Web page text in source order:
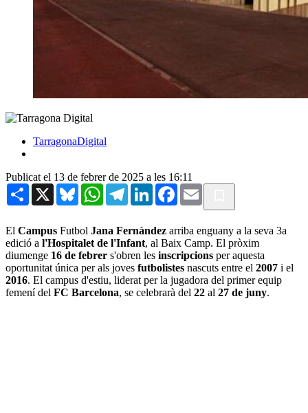
TarragonaDigital
Publicat el 13 de febrer de 2025 a les 16:11
Share X BlueskyWhatsAppTelegramLinkedInFacebook
Email
El Campus Futbol Jana Fernàndez arriba enguany a la seva 3a
edició a l'Hospitalet de l'Infant, al Baix Camp. El pròxim
diumenge 16 de febrer s'obren les inscripcions per aquesta
oportunitat única per als joves futbolistes nascuts entre el 2007 i el
2016. El campus d'estiu, liderat per la jugadora del primer equip
femení del FC Barcelona, se celebrarà del 22 al 27 de juny.